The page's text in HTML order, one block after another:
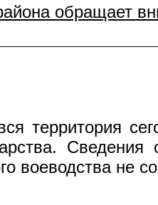
обращает
территория
воеводства не